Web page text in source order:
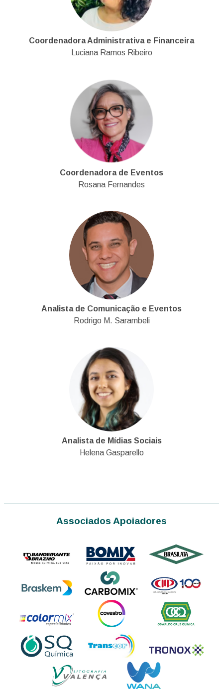
Coordenadora Administrativa e Financeira
Luciana Ramos Ribeiro
Coordenadora de Eventos
Rosana Fernandes
Analista de Comunicação e Eventos
Rodrigo M. Sarambeli
Analista de Mídias Sociais
Helena Gasparello
Associados Apoiadores